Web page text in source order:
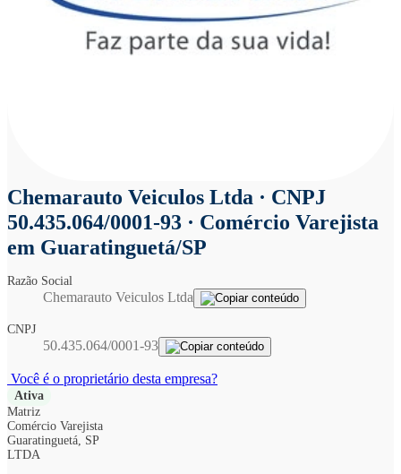
Chemarauto Veiculos Ltda · CNPJ
50.435.064/0001-93 · Comércio Varejista
em Guaratinguetá/SP
Razão Social
Chemarauto Veiculos Ltda
CNPJ
50.435.064/0001-93
Você é o proprietário desta empresa?
Ativa
Matriz
Comércio Varejista
Guaratinguetá, SP
LTDA